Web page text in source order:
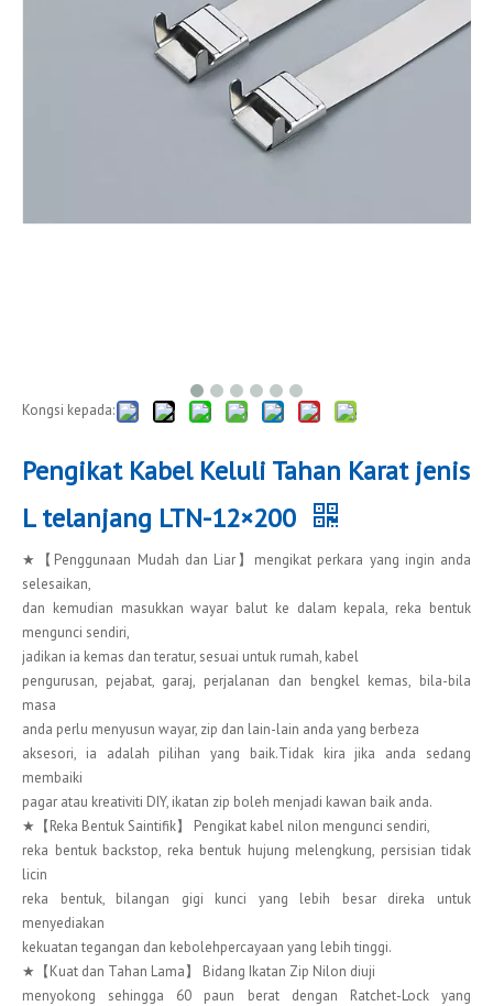
Kongsi kepada:
Pengikat Kabel Keluli Tahan Karat jenis
L telanjang LTN-12×200
★【Penggunaan Mudah dan Liar】mengikat perkara yang ingin anda
selesaikan,
dan kemudian masukkan wayar balut ke dalam kepala, reka bentuk
mengunci sendiri,
jadikan ia kemas dan teratur, sesuai untuk rumah, kabel
pengurusan, pejabat, garaj, perjalanan dan bengkel kemas, bila-bila
masa
anda perlu menyusun wayar, zip dan lain-lain anda yang berbeza
aksesori, ia adalah pilihan yang baik.Tidak kira jika anda sedang
membaiki
pagar atau kreativiti DIY, ikatan zip boleh menjadi kawan baik anda.
★【Reka Bentuk Saintifik】 Pengikat kabel nilon mengunci sendiri,
reka bentuk backstop, reka bentuk hujung melengkung, persisian tidak
licin
reka bentuk, bilangan gigi kunci yang lebih besar direka untuk
menyediakan
kekuatan tegangan dan kebolehpercayaan yang lebih tinggi.
★【Kuat dan Tahan Lama】 Bidang Ikatan Zip Nilon diuji
menyokong sehingga 60 paun berat dengan Ratchet-Lock yang